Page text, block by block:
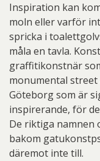
Inspiration kan
moln eller varför
spricka i
måla en tavla.
graffitikonstnär
monumental
Göteborg som är
inspirerande, för
De riktiga namnen
bakom
däremot inte till.